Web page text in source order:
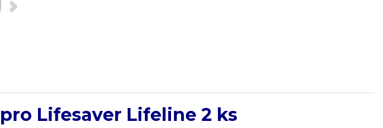
Lifesaver Lifeline 2 ks